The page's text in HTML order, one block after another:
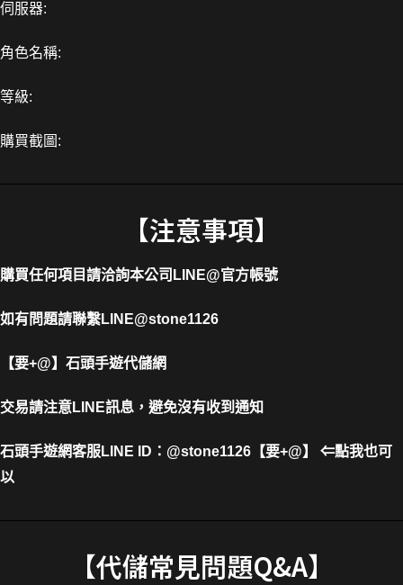
伺服器:
角色名稱:
等級:
購買截圖:
【注意事項】
購買任何項目請洽詢本公司 LINE@官方帳號
如有問題請聯繫LINE@stone1126
【要+@】 石頭手遊代儲網
交易請注意LINE訊息，避免沒有收到通知
石頭手遊網客服LINE ID ： @stone1126【要+@】 ⇐點我也可
以
【代儲常見問題Q&A】